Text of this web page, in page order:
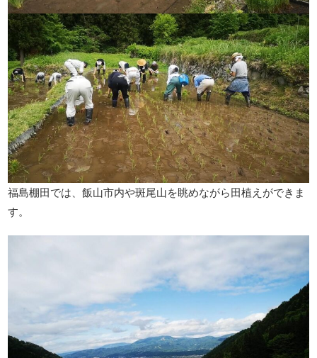
福島棚田では、飯山市内や斑尾山を眺めながら田植えができま
す。